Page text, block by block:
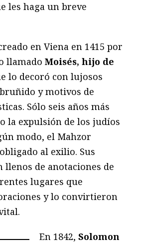
les haga un breve
en Viena en 1415 por
llamado Moisés, hijo de
lo decoró con lujosos
y motivos de
Sólo seis años más
la expulsión de los judíos
modo, el Mahzor
al exilio. Sus
llenos de anotaciones de
lugares que
y lo convirtieron
En 1842, Solomon